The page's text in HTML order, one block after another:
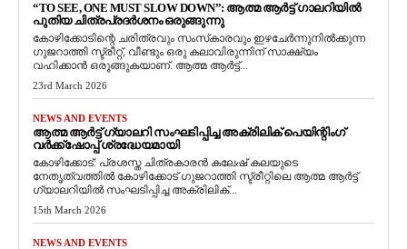
“TO SEE, ONE MUST SLOW DOWN”: ആത്മ ആർട്ട് ഗാലറിയിൽ
പുതിയ ചിത്രപ്രദർശനം ഒരുങ്ങുന്നു
കോഴിക്കോടിന്റെ ചരിത്രവും സംസ്‌കാരവും ഇഴചേർന്നുനിൽക്കുന്ന
ഗുജറാത്തി സ്ട്രീറ്റ്, വീണ്ടും ഒരു കലാവിരുന്നിന് സാക്ഷ്യം
വഹിക്കാൻ ഒരുങ്ങുകയാണ്. ആത്മ ആർട്ട്...
23rd March 2026
NEWS AND EVENTS
ആത്മ ആർട്ട് ഗ്യാലറി സംഘടിപ്പിച്ച അക്രിലിക് പെയിന്റിംഗ്
വർക്ക്‌ഷോപ്പ് ശ്രദ്ധേയമായി
കോഴിക്കോട്: പ്രശസ്ത ചിത്രകാരൻ കലേഷ് കലയുടെ
നേതൃത്വത്തിൽ കോഴിക്കോട് ഗുജറാത്തി സ്ട്രീറ്റിലെ ആത്മ ആർട്ട്
ഗ്യാലറിയിൽ സംഘടിപ്പിച്ച അക്രിലിക്...
15th March 2026
NEWS AND EVENTS